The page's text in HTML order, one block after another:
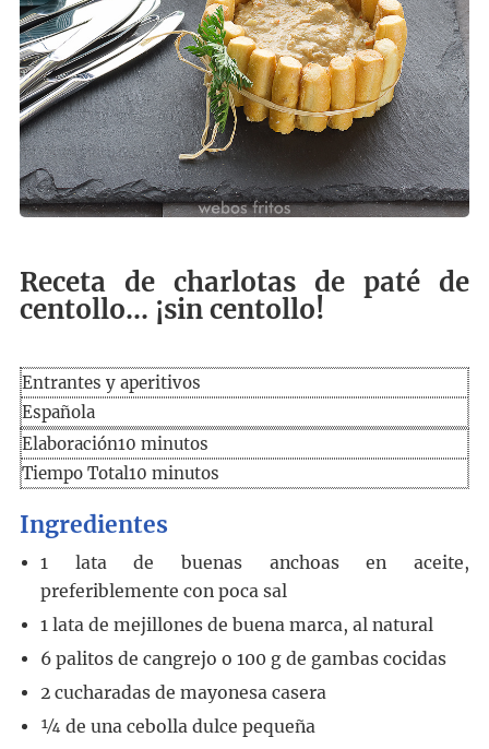
Receta de charlotas de paté de
centollo… ¡sin centollo!
Entrantes y aperitivos
Española
Elaboración
Elaboración10minutos
minutos
Tiempo
Tiempo Total10minutos
minutos
Ingredientes
1
lata de buenas anchoas en aceite,
preferiblemente con poca sal
1 lata de mejillones de buena marca, al natural
6 palitos de cangrejo o 100 g de gambas cocidas
2 cucharadas de mayonesa casera
¼ de una cebolla dulce pequeña